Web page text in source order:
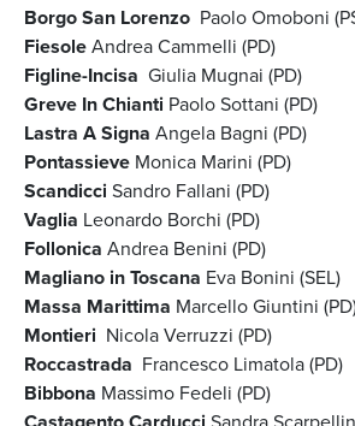
Borgo San Lorenzo Paolo Omoboni
FiesoleAndrea Cammelli (PD)
Figline-Incisa Giulia Mugnai (PD)
Greve In Chianti Paolo Sottani (PD)
Lastra A Signa Angela Bagni (PD)
Pontassieve Monica Marini (PD)
Scandicci Sandro Fallani (PD)
Vaglia Leonardo Borchi (PD)
Follonica Andrea Benini (PD)
Magliano in Toscana Eva Bonini (SEL)
Massa Marittima Marcello Giuntini
Montieri Nicola Verruzzi (PD)
Roccastrada Francesco Limatola (PD)
Bibbona Massimo Fedeli (PD)